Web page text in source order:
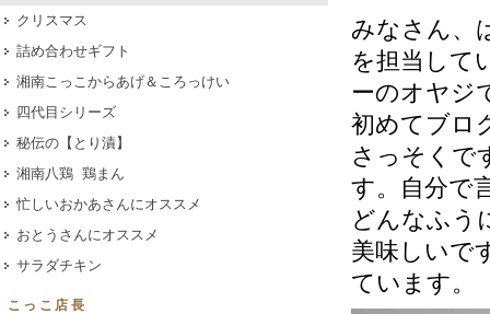
クリスマス
詰め合わせギフト
湘南こっこからあげ＆ころっけい
四代目シリーズ
秘伝の【とり漬】
湘南八鶏 鶏まん
忙しいおかあさんにオススメ
おとうさんにオススメ
サラダチキン
こっこ店長
みなさん、
を担当して
ーのオヤ
初めてブロ
さっそくで
す。自分で
どんなふ
美味しいで
ています。